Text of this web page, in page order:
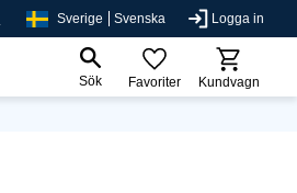
Sverige Svenska Logga in
Sök
Favoriter Kundvagn